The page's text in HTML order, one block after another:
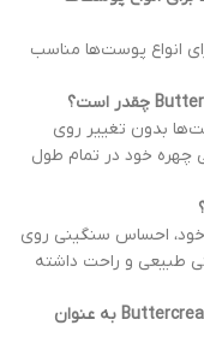
انواع پوست‌ها مناسب
بدون تغییر روی
چهره خود در تمام طول
احساس سنگینی روی
طبیعی و راحت داشته
آیا می‌توانم از پنکک کرم پودری شیگلم رنگ Buttercream به عنوان